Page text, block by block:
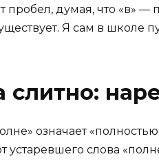
пробел, думая, что «в»
Я сам в школе
слитно:
означает
устаревшего слова